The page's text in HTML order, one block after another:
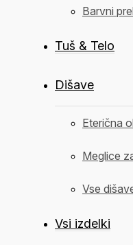
Barvni
Tuš & Telo
Dišave
Eterična
Meglice
Vse
Vsi izdelki